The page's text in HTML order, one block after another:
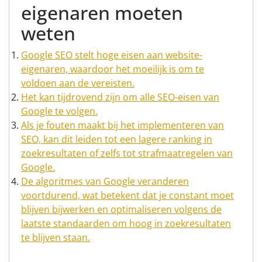
eigenaren moeten
weten
Google SEO stelt hoge eisen aan website-
eigenaren, waardoor het moeilijk is om te
voldoen aan de vereisten.
Het kan tijdrovend zijn om alle SEO-eisen van
Google te volgen.
Als je fouten maakt bij het implementeren van
SEO, kan dit leiden tot een lagere ranking in
zoekresultaten of zelfs tot strafmaatregelen van
Google.
De algoritmes van Google veranderen
voortdurend, wat betekent dat je constant moet
blijven bijwerken en optimaliseren volgens de
laatste standaarden om hoog in zoekresultaten
te blijven staan.